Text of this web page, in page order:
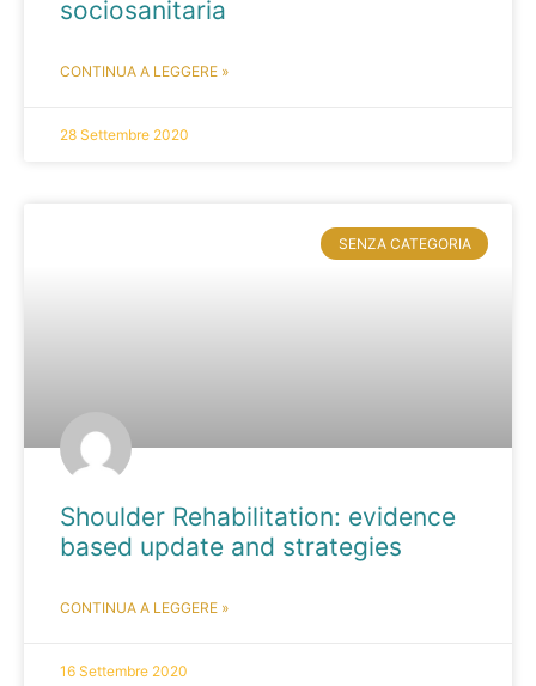
sociosanitaria
CONTINUA A LEGGERE »
28 Settembre 2020
SENZA CATEGORIA
Shoulder Rehabilitation: evidence
based update and strategies
CONTINUA A LEGGERE »
16 Settembre 2020